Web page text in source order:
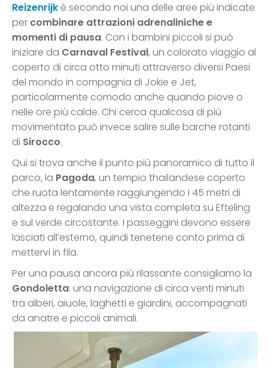
Reizenrijk è secondo noi una delle aree più indicate
per combinare attrazioni adrenaliniche e
momenti di pausa. Con i bambini piccoli si può
iniziare da Carnaval Festival, un colorato viaggio al
coperto di circa otto minuti attraverso diversi Paesi
del mondo in compagnia di Jokie e Jet,
particolarmente comodo anche quando piove o
nelle ore più calde. Chi cerca qualcosa di più
movimentato può invece salire sulle barche rotanti
di Sirocco.
Qui si trova anche il punto più panoramico di tutto il
parco, la Pagoda, un tempio thailandese coperto
che ruota lentamente raggiungendo i 45 metri di
altezza e regalando una vista completa su Efteling
e sul verde circostante. I passeggini devono essere
lasciati all’esterno, quindi tenetene conto prima di
mettervi in fila.
Per una pausa ancora più rilassante consigliamo la
Gondoletta: una navigazione di circa venti minuti
tra alberi, aiuole, laghetti e giardini, accompagnati
da anatre e piccoli animali.